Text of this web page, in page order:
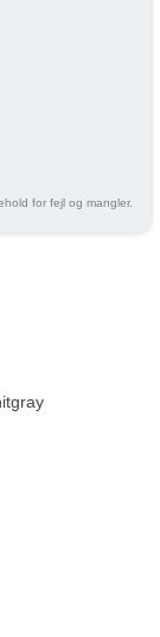
for fejl og mangler.